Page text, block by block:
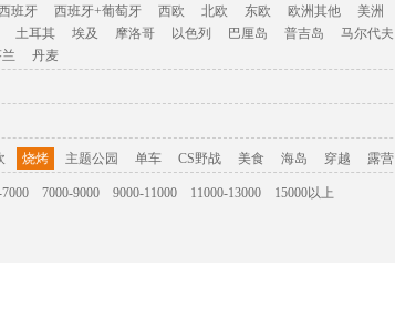
班牙 西班牙+葡萄牙 西欧 北欧 东欧 欧洲其他 美洲
土耳其 埃及 摩洛哥 以色列 巴厘岛 普吉岛 马尔代夫
丹麦
烧烤 主题公园 单车 CS野战 美食 海岛 穿越 露营
7000-9000 9000-11000 11000-13000
15000以上